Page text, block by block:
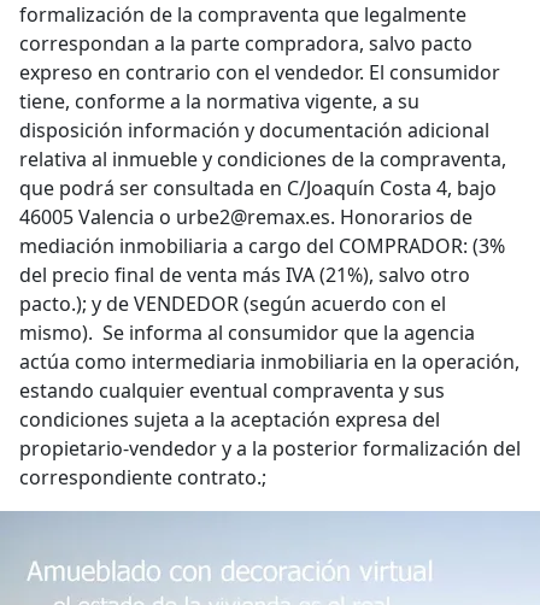
formalización de la compraventa que legalmente
correspondan a la parte compradora, salvo pacto
expreso en contrario con el vendedor. El consumidor
tiene, conforme a la normativa vigente, a su
disposición información y documentación adicional
relativa al inmueble y condiciones de la compraventa,
que podrá ser consultada en C/Joaquín Costa 4, bajo
46005 Valencia o urbe2@remax.es. Honorarios de
mediación inmobiliaria a cargo del COMPRADOR: (3%
del precio final de venta más IVA (21%), salvo otro
pacto.); y de VENDEDOR (según acuerdo con el
mismo). Se informa al consumidor que la agencia
actúa como intermediaria inmobiliaria en la operación,
estando cualquier eventual compraventa y sus
condiciones sujeta a la aceptación expresa del
propietario-vendedor y a la posterior formalización del
correspondiente contrato.;